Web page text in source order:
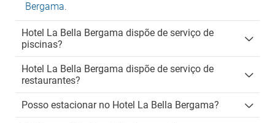
Bergama.
Hotel La Bella Bergama dispõe de serviço de
piscinas?
Hotel La Bella Bergama dispõe de serviço de
restaurantes?
Posso estacionar no Hotel La Bella Bergama?